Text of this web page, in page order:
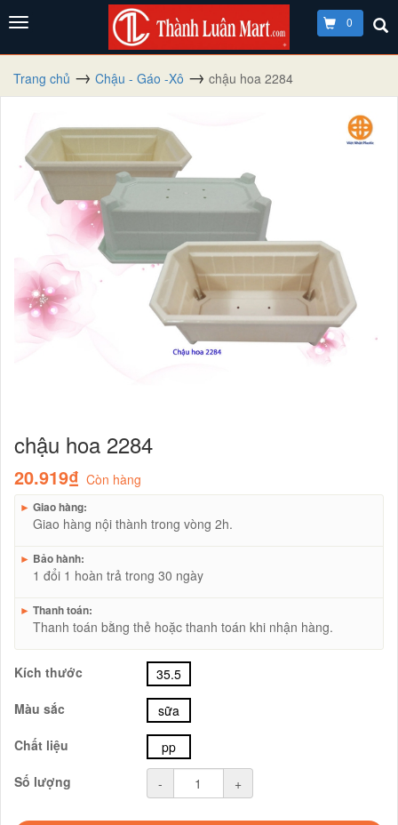
0
Trang chủ Chậu - Gáo -Xô chậu hoa 2284
chậu hoa 2284
20.919₫ Còn hàng
► Giao hàng:
Giao hàng nội thành trong vòng 2h.
► Bảo hành:
1 đổi 1 hoàn trả trong 30 ngày
► Thanh toán:
Thanh toán bằng thẻ hoặc thanh toán khi nhận hàng.
Kích thước
35.5
Màu sắc
sữa
Chất liệu
pp
Số lượng
- +